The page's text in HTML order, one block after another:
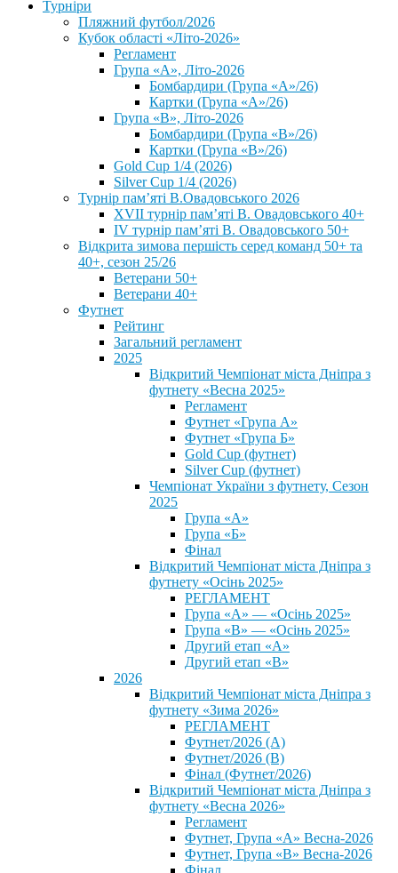
Турніри
Пляжний футбол/2026
Кубок області «Літо-2026»
Регламент
Група «А», Літо-2026
Бомбардири (Група «А»/26)
Картки (Група «А»/26)
Група «В», Літо-2026
Бомбардири (Група «В»/26)
Картки (Група «В»/26)
Gold Cup 1/4 (2026)
Silver Cup 1/4 (2026)
Турнір пам’яті В.Овадовського 2026
XVII турнір пам’яті В. Овадовського 40+
IV турнір пам’яті В. Овадовського 50+
Відкрита зимова першість серед команд 50+ та
40+, сезон 25/26
Ветерани 50+
Ветерани 40+
Футнет
Рейтинг
Загальний регламент
2025
Відкритий Чемпіонат міста Дніпра з
футнету «Весна 2025»
Регламент
Футнет «Група А»
Футнет «Група Б»
Gold Cup (футнет)
Silver Cup (футнет)
Чемпіонат України з футнету, Сезон
2025
Група «А»
Група «Б»
Фінал
Відкритий Чемпіонат міста Дніпра з
футнету «Осінь 2025»
РЕГЛАМЕНТ
Група «А» — «Осінь 2025»
Група «В» — «Осінь 2025»
Другий етап «А»
Другий етап «В»
2026
Відкритий Чемпіонат міста Дніпра з
футнету «Зима 2026»
РЕГЛАМЕНТ
Футнет/2026 (А)
Футнет/2026 (В)
Фінал (Футнет/2026)
Відкритий Чемпіонат міста Дніпра з
футнету «Весна 2026»
Регламент
Футнет, Група «А» Весна-2026
Футнет, Група «В» Весна-2026
Фінал